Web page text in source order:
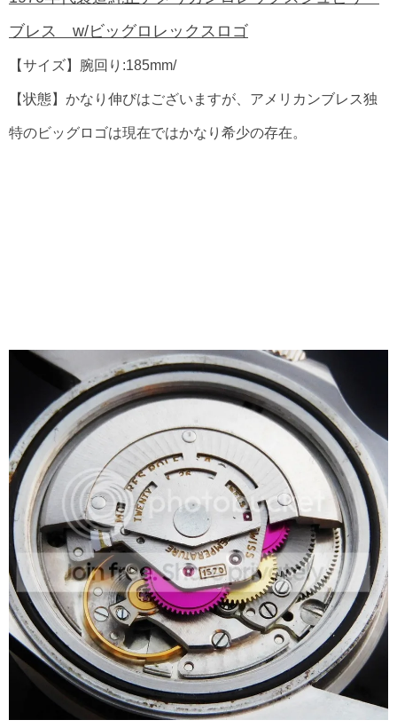
ブレス w/ビッグロレックスロゴ
【サイズ】腕回り:185mm/
【状態】かなり伸びはございますが、アメリカンブレス独
特のビッグロゴは現在ではかなり希少の存在。